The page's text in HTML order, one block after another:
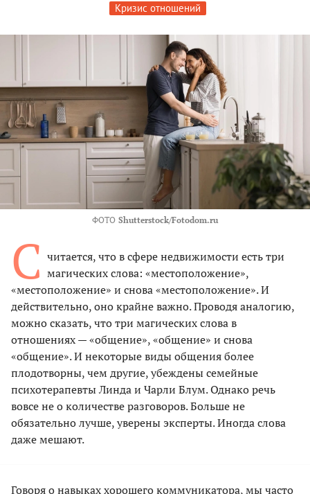
Кризис отношений
ФОТО Shutterstock/Fotodom.ru
С читается, что в сфере недвижимости есть три
магических слова: «местоположение»,
«местоположение» и снова «местоположение». И
действительно, оно крайне важно. Проводя аналогию,
можно сказать, что три магических слова в
отношениях — «общение», «общение» и снова
«общение». И некоторые виды общения более
плодотворны, чем другие, убеждены семейные
психотерапевты Линда и Чарли Блум. Однако речь
вовсе не о количестве разговоров. Больше не
обязательно лучше, уверены эксперты. Иногда слова
даже мешают.
Говоря о навыках хорошего коммуникатора, мы часто